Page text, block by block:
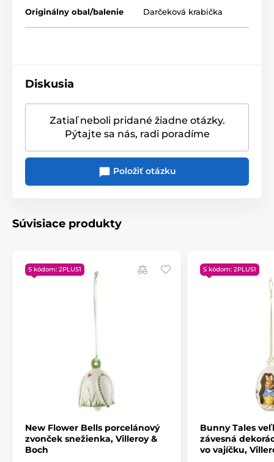
navodia veľkonočnú atmosféru.
Veľkonočná kolekcia dekorácií Bunny Tales
Vlastnosti
Dekorácie
Originálny obal/balenie Darčeková krabička
Diskusia
Zatiaľ neboli pridané žiadne otázky.
Pýtajte sa nás, radi poradíme
Položiť otázku
Súvisiace produkty
S kódom: 2PLUS1
New Flower Bells porcelánový
zvonček snežienka, Villeroy &
Boch
S kódom: 2PLUS1
Bunny Tales
závesná
vo vajíčku,